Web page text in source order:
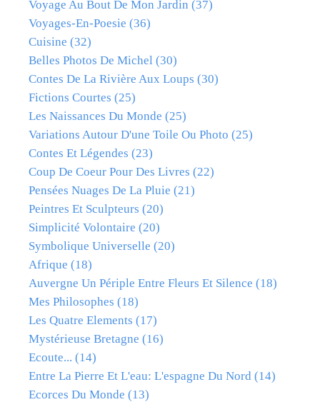
Voyage Au Bout De Mon Jardin (37)
Voyages-En-Poesie (36)
Cuisine (32)
Belles Photos De Michel (30)
Contes De La Rivière Aux Loups (30)
Fictions Courtes (25)
Les Naissances Du Monde (25)
Variations Autour D'une Toile Ou Photo (25)
Contes Et Légendes (23)
Coup De Coeur Pour Des Livres (22)
Pensées Nuages De La Pluie (21)
Peintres Et Sculpteurs (20)
Simplicité Volontaire (20)
Symbolique Universelle (20)
Afrique (18)
Auvergne Un Périple Entre Fleurs Et Silence (18)
Mes Philosophes (18)
Les Quatre Elements (17)
Mystérieuse Bretagne (16)
Ecoute... (14)
Entre La Pierre Et L'eau: L'espagne Du Nord (14)
Ecorces Du Monde (13)